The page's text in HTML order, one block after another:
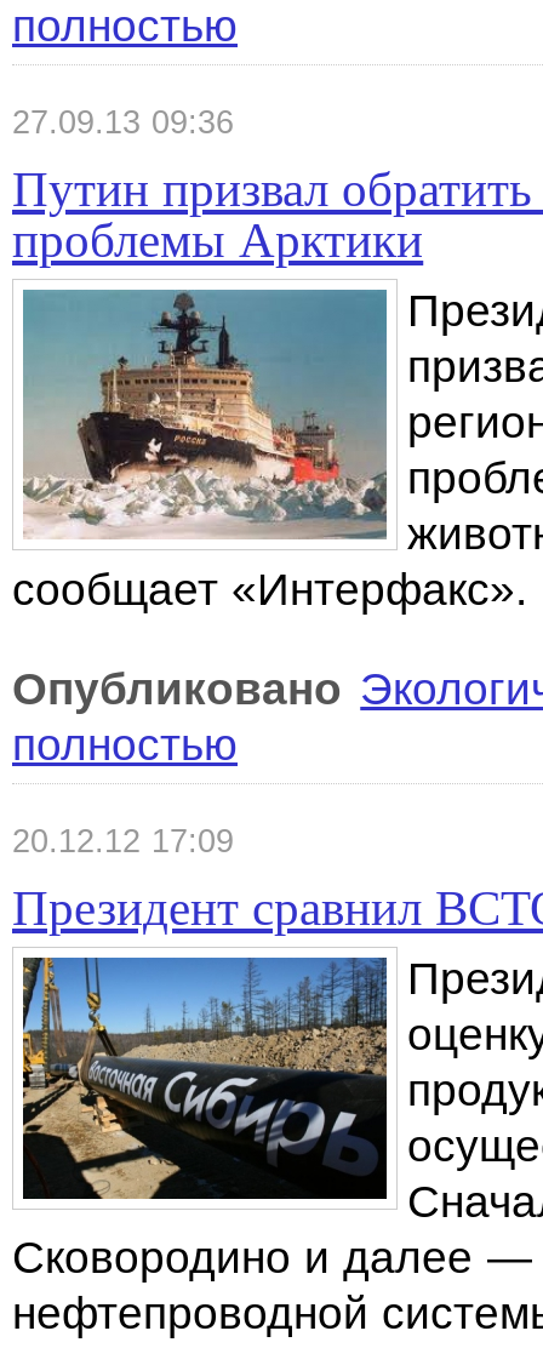
полностью
27.09.13 09:36
Путин призвал
проблемы Арктики
сообщает «Интерфакс».
Опубликовано
полностью
20.12.12 17:09
Президент сравнил
Сковородино и далее —
нефтепроводной